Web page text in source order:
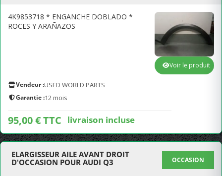
4K9853718 * ENGANCHE DOBLADO *
ROCES Y ARAÑAZOS
Vendeur :USED WORLD PARTS
Garantie :12 mois
95,00 € TTC livraison incluse
Voir le produit
ELARGISSEUR AILE AVANT DROIT
D'OCCASION POUR AUDI Q3
OCCASION